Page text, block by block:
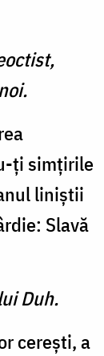
ţi simţirile
liniştii
Slavă
Duh.
cereşti, a